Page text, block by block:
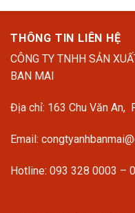
THÔNG TIN LIÊN HỆ
CÔNG TY TNHH SẢN
BAN MAI
Địa chỉ: 163 Chu Văn An,
Email:
Hotline: 093 328 0003 –